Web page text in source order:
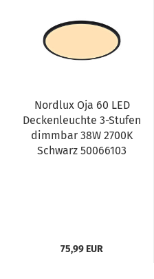
Nordlux Oja 60 LED
Deckenleuchte 3-Stufen
dimmbar 38W 2700K
Schwarz 50066103
75,99 EUR